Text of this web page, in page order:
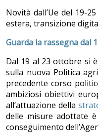
Novità dall’Ue del 19-
estera, transizione
Guarda la rassegna dal
Dal 19 al 23 ottobre si
sulla nuova Politica
precedente corso
ambiziosi obiettivi
all’attuazione della
delle misure adottate
conseguimento